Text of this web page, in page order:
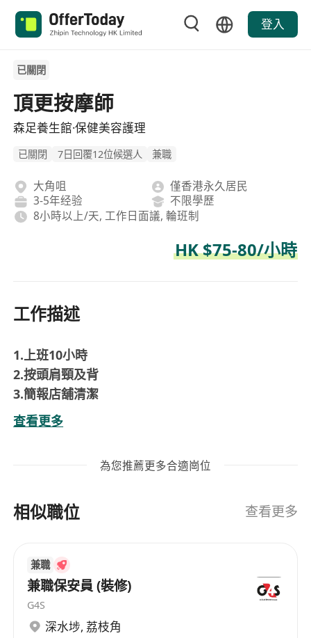
登入
已關閉
頂更按摩師
森足養生館·保健美容護理
已關閉 7日回覆12位候選人 兼職
大角咀
僅香港永久居民
3-5年经验
不限學歷
8小時以上/天, 工作日面議, 輪班制
HK $75-80/小時
工作描述
1.上班10小時
2.按頭肩頸及背
3.簡報店舖清潔
4.頂更技師
查看更多
為您推薦更多合適崗位
相似職位 查看更多
兼職
兼職保安員 (裝修)
G4S
深水埗, 荔枝角